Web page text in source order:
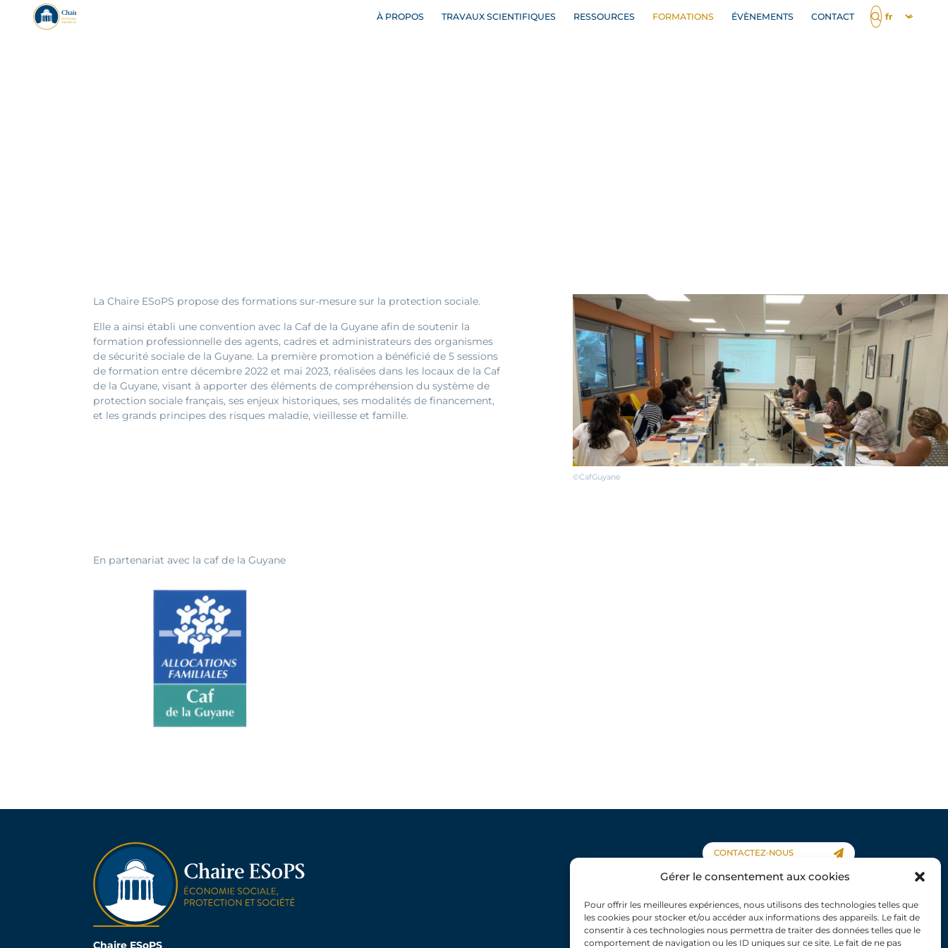
Gérer le consentement aux cookies
Pour offrir les meilleures expériences, nous utilisons des technologies telles que
les cookies pour stocker et/ou accéder aux informations des appareils. Le fait de
consentir à ces technologies nous permettra de traiter des données telles que le
comportement de navigation ou les ID uniques sur ce site. Le fait de ne pas
La Chaire ESoPS propose des formations sur-mesure sur la protection sociale.
Elle a ainsi établi une convention avec la Caf de la Guyane afin de soutenir la
formation professionnelle des agents, cadres et administrateurs des organismes
de sécurité sociale de la Guyane. La première promotion a bénéficié de 5 sessions
de formation entre décembre 2022 et mai 2023, réalisées dans les locaux de la Caf
de la Guyane, visant à apporter des éléments de compréhension du système de
protection sociale français, ses enjeux historiques, ses modalités de financement,
et les grands principes des risques maladie, vieillesse et famille.
©CafGuyane
En partenariat avec la caf de la Guyane
Chaire ESoPS
CONTACTEZ-NOUS
À propos